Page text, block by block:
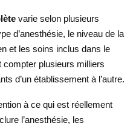
varie selon plusieurs
d’anesthésie, le niveau de la
et les soins inclus dans le
compter plusieurs milliers
d’un établissement à l’autre.
à ce qui est réellement
l’anesthésie, les